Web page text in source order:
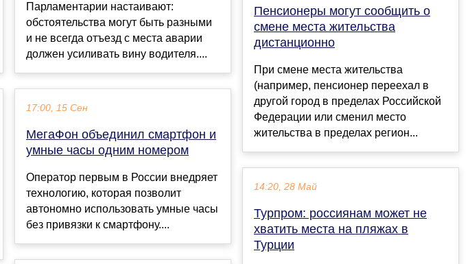
Парламентарии настаивают:
обстоятельства могут быть разными
и не всегда отъезд с места аварии
должен усиливать вину водителя....
17:00, 15 Сен
МегаФон объединил смартфон и
умные часы одним номером
Оператор первым в России внедряет
технологию, которая позволит
автономно использовать умные часы
без привязки к смартфону....
Пенсионеры могут сообщить о
смене места жительства
дистанционно
При смене места жительства
(например, пенсионер переехал в
другой город в пределах Российской
Федерации или сменил место
жительства в пределах регион...
14:20, 28 Май
Турпром: россиянам может не
хватить места на пляжах в
Турции